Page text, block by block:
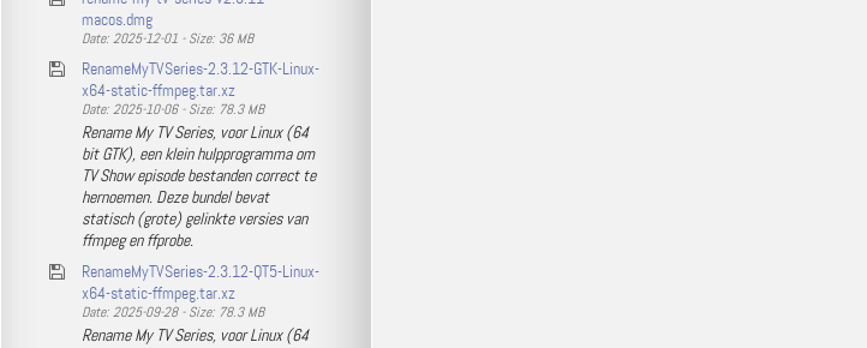
macos.dmg
Date: 2025-12-01 - Size: 36 MB
RenameMyTVSeries-2.3.12-GTK-Linux-
x64-static-ffmpeg.tar.xz
Date: 2025-10-06 - Size: 78.3 MB
Rename My TV Series, voor Linux (64
bit GTK), een klein hulpprogramma om
TV Show episode bestanden correct te
hernoemen. Deze bundel bevat
statisch (grote) gelinkte versies van
ffmpeg en ffprobe.
RenameMyTVSeries-2.3.12-QT5-Linux-
x64-static-ffmpeg.tar.xz
Date: 2025-09-28 - Size: 78.3 MB
Rename My TV Series, voor Linux (64